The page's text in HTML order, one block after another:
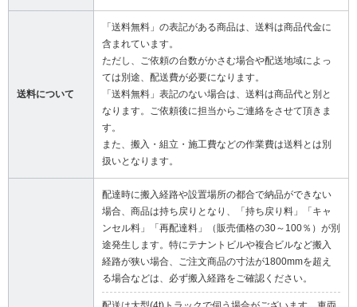
送料について
「送料無料」の表記がある商品は、送料は商品代金に
含まれています。
ただし、ご依頼の台数がかさむ場合や配送地域によっ
ては別途、配送費が必要になります。
「送料無料」表記のない場合は、送料は商品代と別と
なります。ご依頼後に担当からご連絡をさせて頂きま
す。
また、搬入・組立・施工費などの作業費は送料とは別
扱いとなります。
配達時に搬入経路や設置場所の都合で納品ができない
場合、商品は持ち戻りとなり、「持ち戻り料」「キャ
ンセル料」「再配達料」（販売価格の30～100％）が別
途発生します。特にテナントビルや複合ビルなど搬入
経路が狭い場合、ご注文商品の寸法が1800mmを超え
る場合などは、必ず搬入経路をご確認ください。